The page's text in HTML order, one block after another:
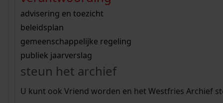
bouwvergunningen
omgevingsvergunningen
vergunningen
beeld en geluid
uitleg nodig?
Wij helpen u op weg met een aantal zoektips.
bekijk alle zoektips
Wij helpen u op weg met een aantal zoektips.
bekijk alle zoektips
bekijk ons geschiedenislokaal
advisering en toezicht
beleidsplan
gemeenschappelijke regeling
publiek jaarverslag
steun het archief
U kunt ook Vriend worden en het Westfries Archief
zoektips
Mijn Studiezaal (inloggen)
uw zoekopdracht te